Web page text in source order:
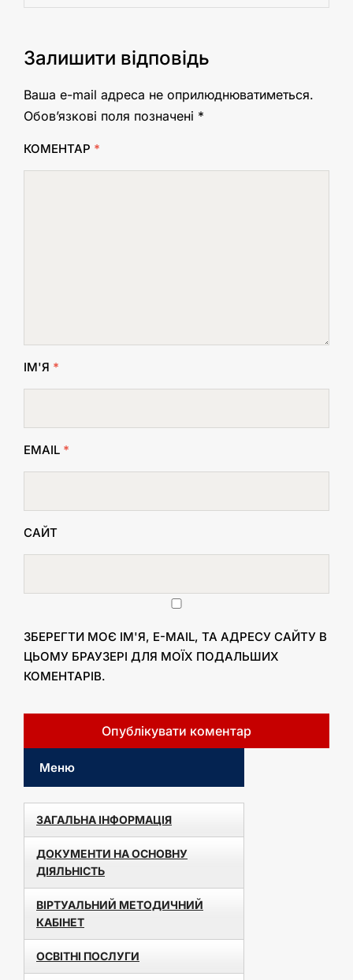
Залишити відповідь
Ваша e-mail адреса не оприлюднюватиметься.
Обов’язкові поля позначені *
КОМЕНТАР *
ІМ'Я *
EMAIL *
САЙТ
ЗБЕРЕГТИ МОЄ ІМ'Я, E-MAIL, ТА АДРЕСУ САЙТУ В
ЦЬОМУ БРАУЗЕРІ ДЛЯ МОЇХ ПОДАЛЬШИХ
КОМЕНТАРІВ.
Меню
ЗАГАЛЬНА ІНФОРМАЦІЯ
ДОКУМЕНТИ НА ОСНОВНУ
ДІЯЛЬНІСТЬ
ВІРТУАЛЬНИЙ МЕТОДИЧНИЙ
КАБІНЕТ
ОСВІТНІ ПОСЛУГИ